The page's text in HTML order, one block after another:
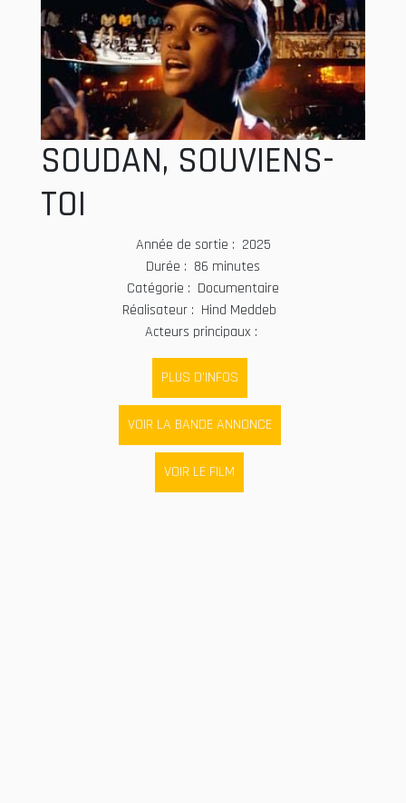
SOUDAN, SOUVIENS-
TOI
Année de sortie : 2025
Durée : 86 minutes
Catégorie : Documentaire
Réalisateur : Hind Meddeb
Acteurs principaux :
PLUS D'INFOS
VOIR LA BANDE ANNONCE
VOIR LE FILM